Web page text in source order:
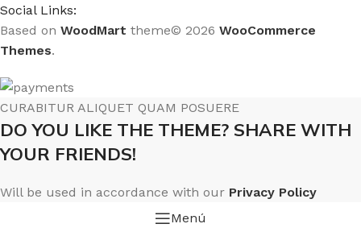
Social Links:
Based on WoodMart theme© 2026 WooCommerce
Themes.
CURABITUR ALIQUET QUAM POSUERE
DO YOU LIKE THE THEME? SHARE WITH
YOUR FRIENDS!
Will be used in accordance with our Privacy Policy
Menú